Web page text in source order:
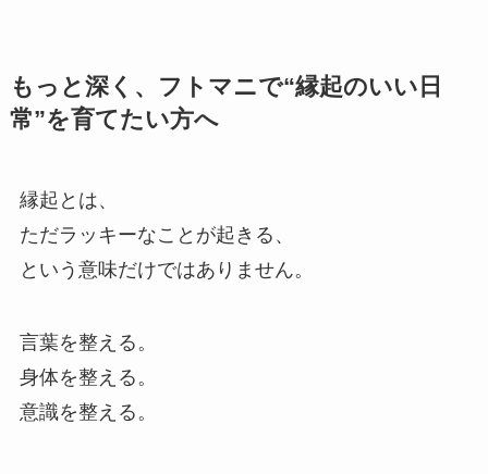
もっと深く、フトマニで“縁起のいい日
常”を育てたい方へ
縁起とは、
ただラッキーなことが起きる、
という意味だけではありません。
言葉を整える。
身体を整える。
意識を整える。